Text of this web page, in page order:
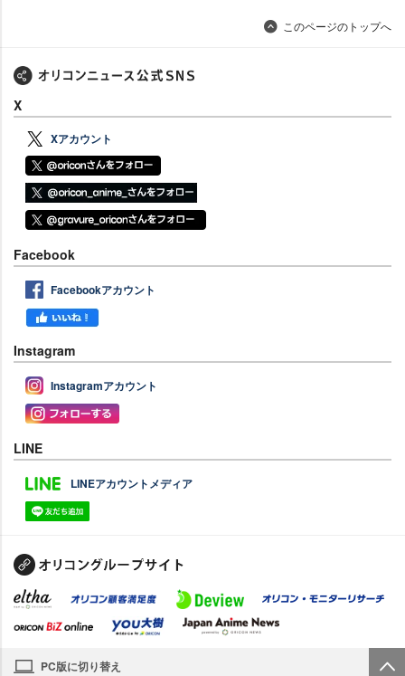
このページのトップへ
X
Xアカウント
Facebook
Facebookアカウント
Instagram
Instagramアカウント
LINE
LINEアカウントメディア
PC版に切り替え